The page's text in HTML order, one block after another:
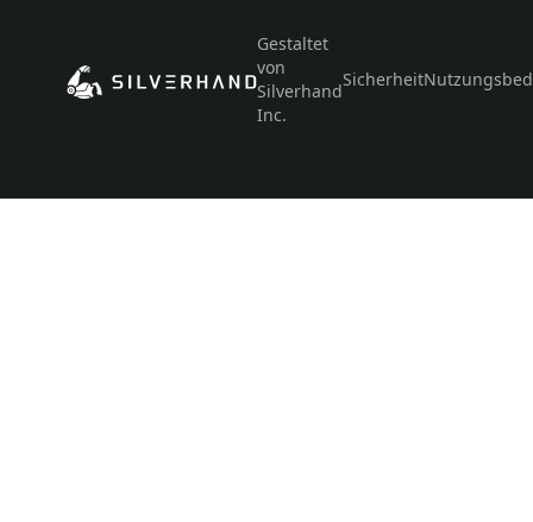
Gestaltet
von
Silverhand
Inc.
Sicherheit